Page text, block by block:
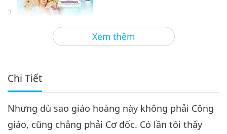
Xem thêm
3
Giữa Thầy và Trò 2022-01-06 6526
4
28:36
Giữa Thầy và Trò 2022-01-07 6523Lượt Xem
Chi Tiết
Nhưng dù sao giáo hoàng này không phải Công
giáo, cũng chẳng phải Cơ đốc. Có lần tôi thấy